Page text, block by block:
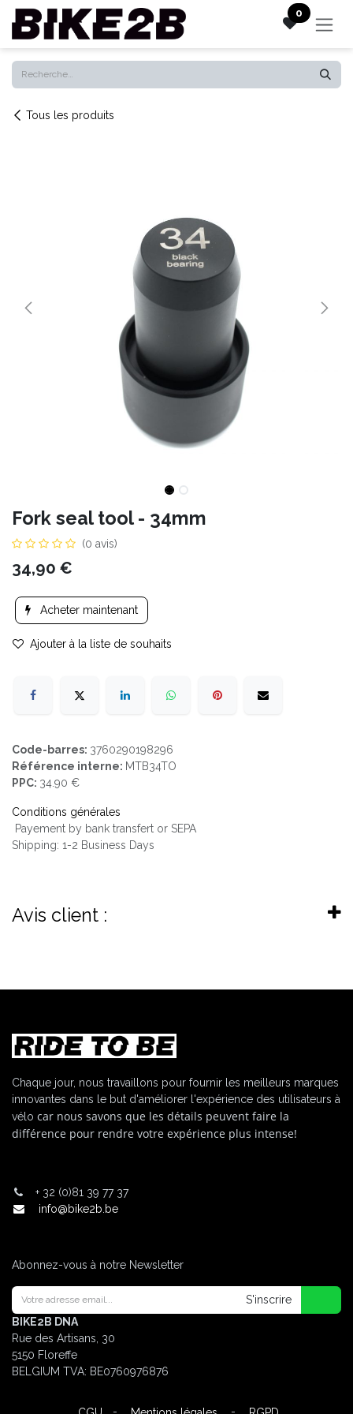
Se rendre au contenu 0
Tous les produits
Fork seal tool - 34mm
(0 avis)
34,90 €
Acheter maintenant
Ajouter à la liste de souhaits
Code-barres: 3760290198296
Référence interne: MTB34TO
PPC: 34.90 €
Conditions générales
Payement by bank transfert or SEPA
Shipping: 1-2 Business Days
Avis client :
Chaque jour, nous travaillons pour fournir les meilleurs marques
innovantes dans le but d'améliorer l'expérience des utilisateurs à
vélo car nous savons que les détails peuvent faire la
différence pour rendre votre expérience plus intense!
+ 32 (0)81 39 77 37
info@bike2b.be
Abonnez-vous à notre Newsletter
S'inscrire
BIKE2B DNA
Rue des Artisans, 30
5150 Floreffe
BELGIUM TVA: BE0760976876